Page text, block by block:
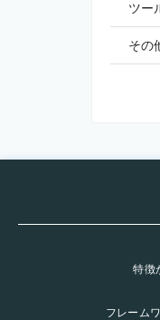
ツー
その
特徴
フレーム